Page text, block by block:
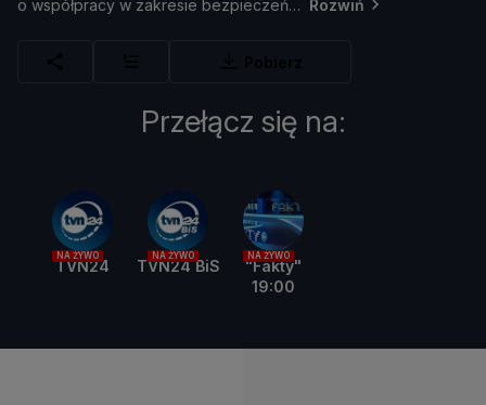
o współpracy w zakresie bezpieczeń Rozwiń
Przełącz się na:
NA ŻYWO
TVN24
NA ŻYWO
TVN24 BiS
NA ŻYWO
"Fakty"
19:00